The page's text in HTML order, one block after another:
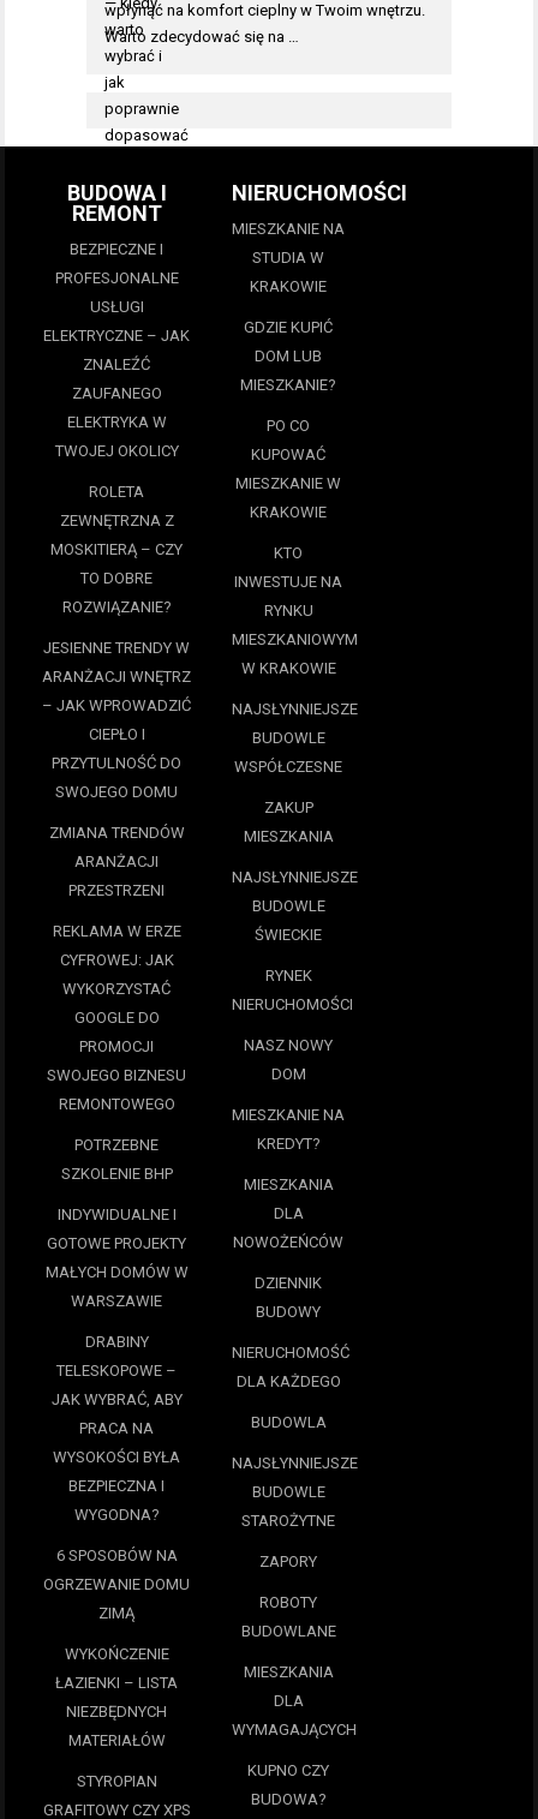
wpłynąć na komfort cieplny w Twoim wnętrzu.
Warto zdecydować się na …
BUDOWA I
REMONT
BEZPIECZNE I
PROFESJONALNE
USŁUGI
ELEKTRYCZNE – JAK
ZNALEŹĆ
ZAUFANEGO
ELEKTRYKA W
TWOJEJ OKOLICY
ROLETA
ZEWNĘTRZNA Z
MOSKITIERĄ – CZY
TO DOBRE
ROZWIĄZANIE?
JESIENNE TRENDY W
ARANŻACJI WNĘTRZ
– JAK WPROWADZIĆ
CIEPŁO I
PRZYTULNOŚĆ DO
SWOJEGO DOMU
ZMIANA TRENDÓW
ARANŻACJI
PRZESTRZENI
REKLAMA W ERZE
CYFROWEJ: JAK
WYKORZYSTAĆ
GOOGLE DO
PROMOCJI
SWOJEGO BIZNESU
REMONTOWEGO
POTRZEBNE
SZKOLENIE BHP
INDYWIDUALNE I
GOTOWE PROJEKTY
MAŁYCH DOMÓW W
WARSZAWIE
DRABINY
TELESKOPOWE –
JAK WYBRAĆ, ABY
PRACA NA
WYSOKOŚCI BYŁA
BEZPIECZNA I
WYGODNA?
6 SPOSOBÓW NA
OGRZEWANIE DOMU
ZIMĄ
WYKOŃCZENIE
ŁAZIENKI – LISTA
NIEZBĘDNYCH
MATERIAŁÓW
STYROPIAN
GRAFITOWY CZY XPS
NIERUCHOMOŚCI
MIESZKANIE NA
STUDIA W
KRAKOWIE
GDZIE KUPIĆ
DOM LUB
MIESZKANIE?
PO CO
KUPOWAĆ
MIESZKANIE W
KRAKOWIE
KTO
INWESTUJE NA
RYNKU
MIESZKANIOWYM
W KRAKOWIE
NAJSŁYNNIEJSZE
BUDOWLE
WSPÓŁCZESNE
ZAKUP
MIESZKANIA
NAJSŁYNNIEJSZE
BUDOWLE
ŚWIECKIE
RYNEK
NIERUCHOMOŚCI
NASZ NOWY
DOM
MIESZKANIE NA
KREDYT?
MIESZKANIA
DLA
NOWOŻEŃCÓW
DZIENNIK
BUDOWY
NIERUCHOMOŚĆ
DLA KAŻDEGO
BUDOWLA
NAJSŁYNNIEJSZE
BUDOWLE
STAROŻYTNE
ZAPORY
ROBOTY
BUDOWLANE
MIESZKANIA
DLA
WYMAGAJĄCYCH
KUPNO CZY
BUDOWA?